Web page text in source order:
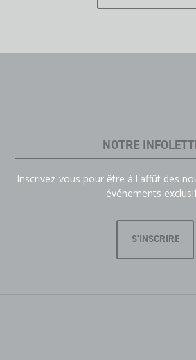
NOTRE
Inscrivez-vous pour être à l'affût des
événements
S'INSCRIRE